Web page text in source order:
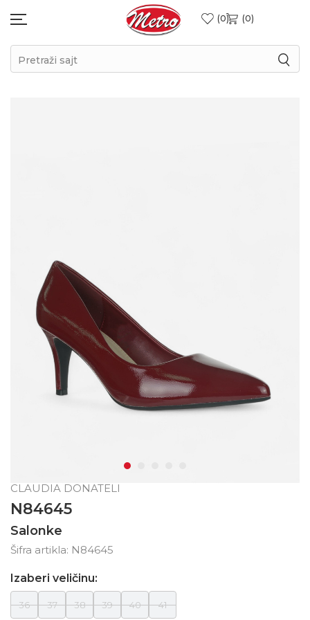
0 0
Pretraži sajt
CLAUDIA DONATELI
N84645
Salonke
Šifra artikla: N84645
Izaberi veličinu:
36 37 38 39 40 41